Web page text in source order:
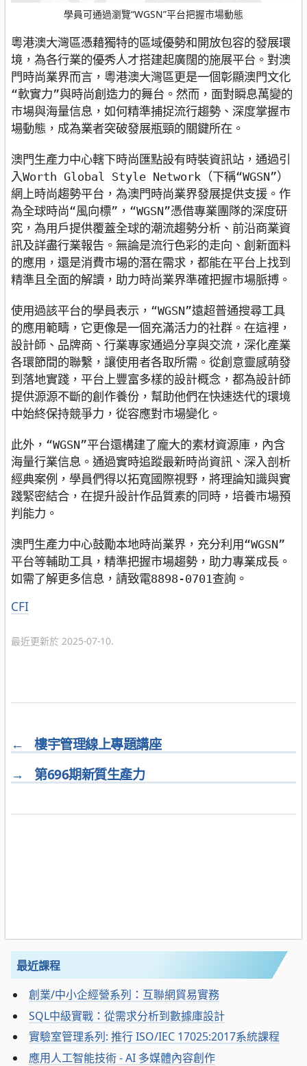
學員可通過瀏覽“WGSN”平台把握市場動態
粵港澳大灣區憑藉獨特的區域優勢和開放包容的發展環
境，為各行業的優秀人才搭建起廣闊的施展平台。對澳
門時尚業界而言，粵港澳大灣區更是一個彰顯澳門文化
“軟實力”與時尚創造力的舞台。然而，面對瞬息萬變的
市場與海量信息，如何精準捕捉流行趨勢、深度掌握市
場動態，成為業者突破發展瓶頸的關鍵所在。
澳門生產力中心轄下時尚匯點設有時裝資訊站，通過引
入Worth Global Style Network（下稱“WGSN”）
網上時尚趨勢平台，為澳門時尚業界發展提供支援。作
為全球時尚“風向標”，“WGSN”憑借專業團隊的深度研
究，為用戶提供覆蓋全球的潮流趨勢分析、前沿商業資
訊及詳盡行業報告。無論是流行色彩的走向、創新面料
的應用，還是消費市場的潛在需求，都能在平台上找到
精準且全面的解讀，助力時尚業界準確把握市場脈搏。
使用過該平台的學員表示，“WGSN”遠超普通搜尋工具
的應用範疇，它更像是一個充滿活力的社群。在這裡，
設計師、品牌商、行業專家通過分享與交流，深化產業
各環節間的聯繫，讓使用者各取所需。從創意靈感萌發
到落地實踐，平台上豐富多樣的設計概念，都為設計師
提供源源不斷的創作養份，幫助他們在快速迭代的環境
中始終保持競爭力，從容應對市場變化。
此外，“WGSN”平台還構建了龐大的素材資源庫，內含
海量行業信息。通過實時追蹤最新時尚資訊、深入剖析
經典案例，學員們得以拓寬國際視野，將理論知識與實
踐緊密結合，在提升設計作品質素的同時，培養市場預
判能力。
澳門生產力中心鼓勵本地時尚業界，充分利用“WGSN”
平台等輔助工具，精準把握市場趨勢，助力專業成長。
如需了解更多信息，請致電8898-0701查詢。
分
CFI
最近更新於 2025-07-10.
←
樓宇管理線上專題講座
→
第696期新質生產力
最近課程
創業/中小企經營系列：互聯網貿易實務
SQL中級實戰：從需求分析到數據庫設計
實驗室管理系列: 推行 ISO/IEC 17025:2017系統課程
應用人工智能技術 - AI 多媒體內容創作